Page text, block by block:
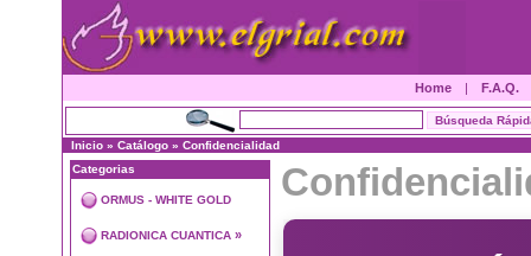
Home | F.A.Q.
Inicio » Catálogo » Confidencialidad
Categorias
ORMUS - WHITE GOLD
RADIONICA CUANTICA »